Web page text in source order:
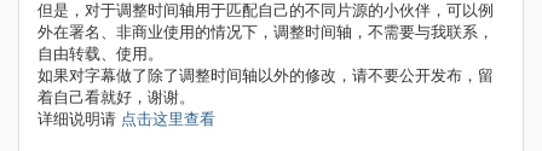
但是，对于调整时间轴用于匹配自己的不同片源的小伙伴，可以例
外在署名、非商业使用的情况下，调整时间轴，不需要与我联系，
自由转载、使用。
如果对字幕做了除了调整时间轴以外的修改，请不要公开发布，留
着自己看就好，谢谢。
详细说明请 点击这里查看